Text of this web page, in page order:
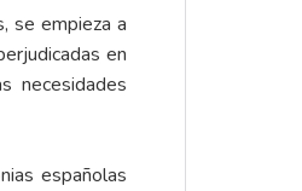
se empieza a
en
necesidades
españolas